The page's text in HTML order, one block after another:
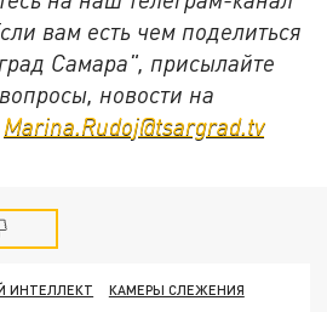
вам есть чем поделиться
Самара", присылайте
новости на
Marina.Rudoj@tsargrad.tv
ИНТЕЛЛЕКТ КАМЕРЫ СЛЕЖЕНИЯ